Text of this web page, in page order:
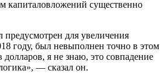
капиталовложений существенно
для увеличения
году, был невыполнен точно в этом
я не знаю, это совпадение
— сказал он.